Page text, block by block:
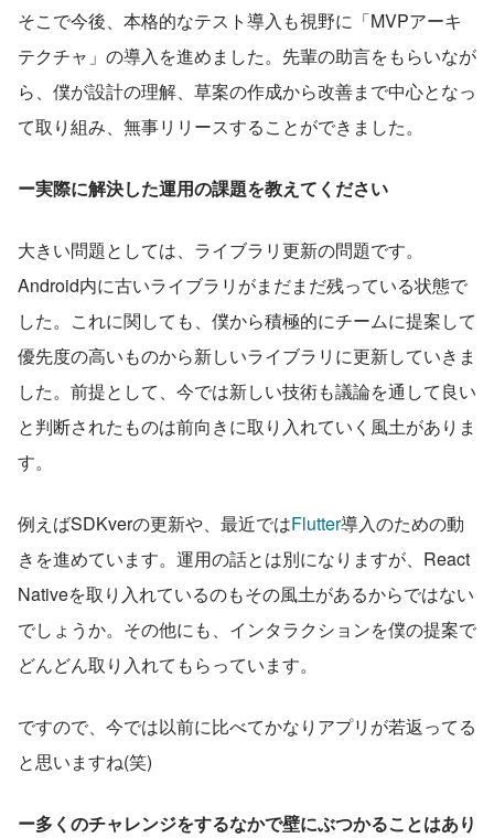
そこで今後、本格的なテスト導入も視野に「MVPアーキ
テクチャ」の導入を進めました。先輩の助言をもらいなが
ら、僕が設計の理解、草案の作成から改善まで中心となっ
て取り組み、無事リリースすることができました。
ー実際に解決した運用の課題を教えてください
大きい問題としては、ライブラリ更新の問題です。
Android内に古いライブラリがまだまだ残っている状態で
した。これに関しても、僕から積極的にチームに提案して
優先度の高いものから新しいライブラリに更新していきま
した。前提として、今では新しい技術も議論を通して良い
と判断されたものは前向きに取り入れていく風土がありま
す。
例えばSDKverの更新や、最近ではFlutter導入のための動
きを進めています。運用の話とは別になりますが、React
Nativeを取り入れているのもその風土があるからではない
でしょうか。その他にも、インタラクションを僕の提案で
どんどん取り入れてもらっています。
ですので、今では以前に比べてかなりアプリが若返ってる
と思いますね(笑)
ー多くのチャレンジをするなかで壁にぶつかることはあり